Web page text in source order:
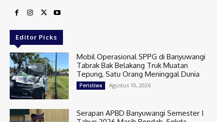
Editor Picks
Mobil Operasional SPPG di Banyuwangi
Tabrak Bak Belakang Truk Muatan
Tepung, Satu Orang Meninggal Dunia
Peristiwa Agustus 10, 2026
Serapan APBD Banyuwangi Semester I